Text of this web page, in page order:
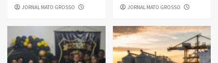
JORNAL MATO GROSSO JORNAL MATO GROSSO